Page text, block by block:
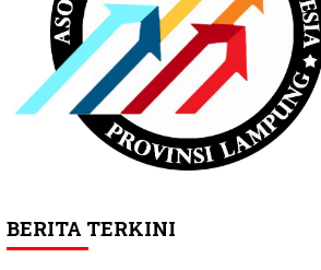
BERITA TERKINI